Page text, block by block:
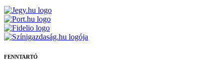
FENNTARTÓ